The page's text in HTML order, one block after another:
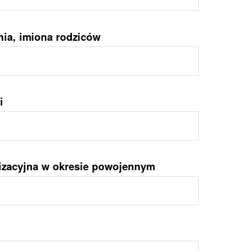
imiona rodziców
w okresie powojennym